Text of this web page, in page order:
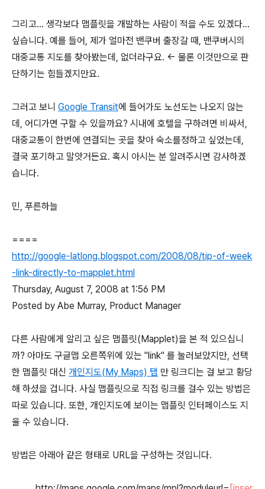
그리고... 생각보다 맵플릿을 개발하는 사람이 적을 수도 있겠다...
싶습니다. 예를 들어, 제가 얼마전 밴쿠버 출장갈 때, 밴쿠버시의
대중교통 지도를 찾아봤는데, 없더라구요. <- 물론 이것만으로 판
단하기는 힘들겠지만요.
그러고 보니 Google Transit에 들어가도 노선도는 나오지 않는
데, 어디가면 구할 수 있을까요? 시내에 호텔을 구하려면 비싸서,
대중교통이 한번에 연결되는 곳을 찾아 숙소를정하고 싶었는데,
결국 포기하고 말앗거든요. 혹시 아시는 분 알려주시면 감사하겠
습니다.
민, 푸른하늘
====
http://google-latlong.blogspot.com/2008/08/tip-of-week
-link-directly-to-mapplet.html
Thursday, August 7, 2008 at 1:56 PM
Posted by Abe Murray, Product Manager
다른 사람에게 알리고 싶은 맵플릿(Mapplet)을 본 적 있으십니
까? 아마도 구글맵 오른쪽위에 있는 "link" 를 눌러보았지만, 선택
한 맵플릿 대신 개인지도(My Maps) 탭 만 링크디는 걸 보고 황당
해 하셨을 겁니다. 사실 맵플릿으로 직접 링크를 걸수 있는 방법은
따로 있습니다. 또한, 개인지도에 보이는 맵플릿 인터페이스도 지
울 수 있습니다.
방법은 아래아 같은 형태로 URL을 구성하는 것입니다.